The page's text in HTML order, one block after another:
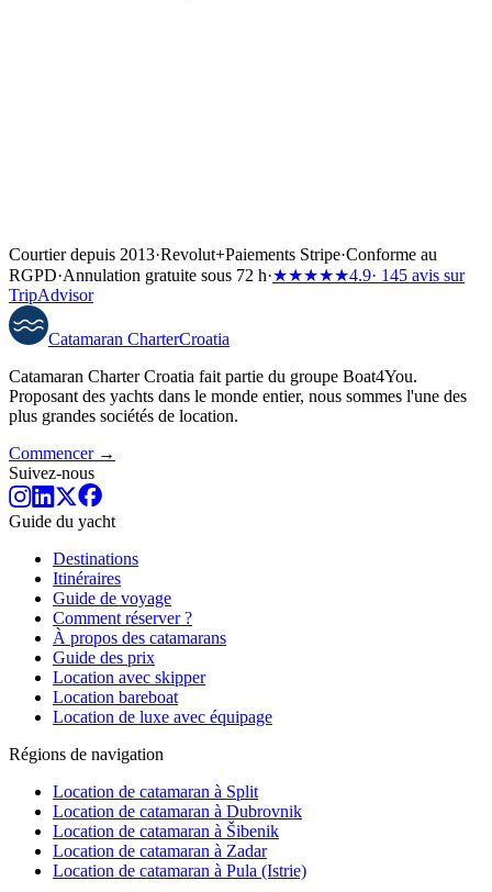
Courtier depuis 2013·Revolut+Paiements Stripe·Conforme au
RGPD·Annulation gratuite sous 72 h·★★★★★4.9· 145 avis sur
TripAdvisor
Catamaran CharterCroatia
Catamaran Charter Croatia fait partie du groupe Boat4You.
Proposant des yachts dans le monde entier, nous sommes l'une des
plus grandes sociétés de location.
Commencer →
Suivez-nous
Guide du yacht
Destinations
Itinéraires
Guide de voyage
Comment réserver ?
À propos des catamarans
Guide des prix
Location avec skipper
Location bareboat
Location de luxe avec équipage
Régions de navigation
Location de catamaran à Split
Location de catamaran à Dubrovnik
Location de catamaran à Šibenik
Location de catamaran à Zadar
Location de catamaran à Pula (Istrie)